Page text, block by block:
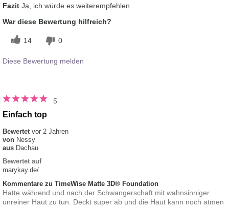
Fazit Ja, ich würde es weiterempfehlen
War diese Bewertung hilfreich?
14 0
Diese Bewertung melden
5
Einfach top
Bewertet vor 2 Jahren
von Nessy
aus Dachau
Bewertet auf
marykay.de/
Kommentare zu TimeWise Matte 3D® Foundation
Hatte während und nach der Schwangerschaft mit wahnsinniger
unreiner Haut zu tun. Deckt super ab und die Haut kann noch atmen